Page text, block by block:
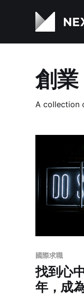
創業
A collection
國際求職
找到心
年，成